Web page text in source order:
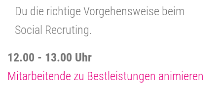
Du die richtige Vorgehensweise beim
Social Recruting.
12.00 - 13.00 Uhr
Mitarbeitende zu Bestleistungen animieren